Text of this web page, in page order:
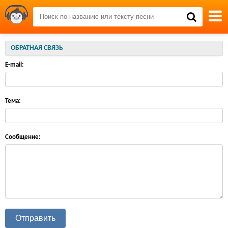
ОБРАТНАЯ СВЯЗЬ
E-mail:
Тема:
Сообщение: